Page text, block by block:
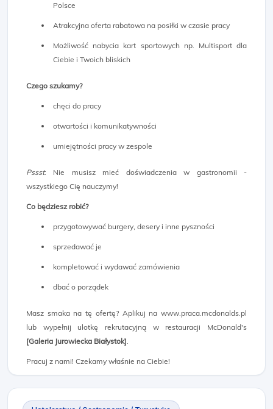
Polsce
Atrakcyjna oferta rabatowa na posiłki w czasie pracy
Możliwość nabycia kart sportowych np. Multisport dla
Ciebie i Twoich bliskich
Czego szukamy?
chęci do pracy
otwartości i komunikatywności
umiejętności pracy w zespole
Pssst: Nie musisz mieć doświadczenia w gastronomii -
wszystkiego Cię nauczymy!
Co będziesz robić?
przygotowywać burgery, desery i inne pyszności
sprzedawać je
kompletować i wydawać zamówienia
dbać o porządek
Masz smaka na tę ofertę? Aplikuj na www.praca.mcdonalds.pl
lub wypełnij ulotkę rekrutacyjną w restauracji McDonald's
[Galeria Jurowiecka Białystok].
Pracuj z nami! Czekamy właśnie na Ciebie!